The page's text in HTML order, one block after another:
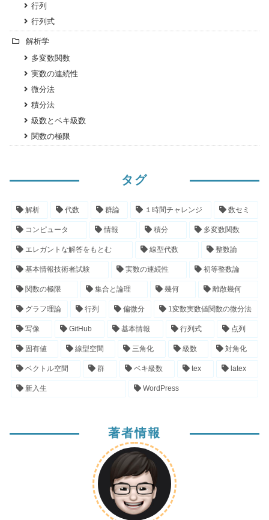
行列
行列式
解析学
多変数関数
実数の連続性
微分法
積分法
級数とベキ級数
関数の極限
タグ
解析 代数 群論 １時間チャレンジ 数セミ
コンピュータ 情報 積分 多変数関数
エレガントな解答をもとむ 線型代数 整数論
基本情報技術者試験 実数の連続性 初等整数論
関数の極限 集合と論理 幾何 離散幾何
グラフ理論 行列 偏微分 1変数実数値関数の微分法
写像 GitHub 基本情報 行列式 点列
固有値 線型空間 三角化 級数 対角化
ベクトル空間 群 ベキ級数 tex latex
新入生 WordPress
著者情報